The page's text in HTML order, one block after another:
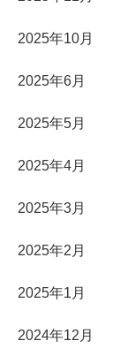
2025年10月
2025年6月
2025年5月
2025年4月
2025年3月
2025年2月
2025年1月
2024年12月